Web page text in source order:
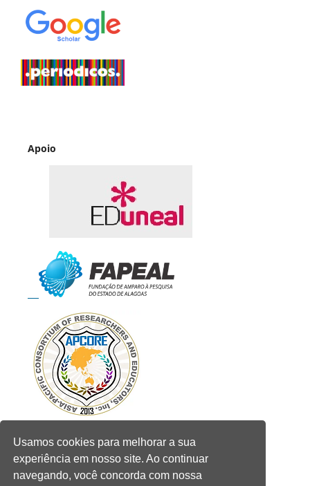
Usamos cookies para melhorar a sua
experiência em nosso site. Ao continuar
navegando, você concorda com nossa
Apoio